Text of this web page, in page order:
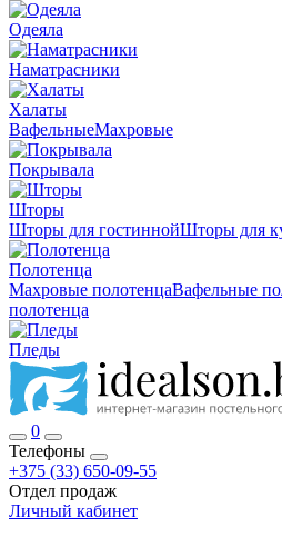
Одеяла
Наматрасники
Халаты
ВафельныеМахровые
Покрывала
Шторы
Шторы для гостиннойШторы для
Полотенца
Махровые полотенцаВафельные
полотенца
Пледы
0
Телефоны
+375 (33) 650-09-55
Отдел продаж
Личный кабинет